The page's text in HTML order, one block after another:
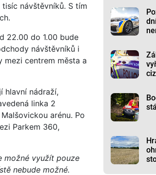
návštěvníků. S tím
22.00 do 1.00 bude
návštěvníků i
centrem města a
hlavní nádraží,
linka 2
arénu. Po
Parkem 360,
možné využít pouze
nebude možné.